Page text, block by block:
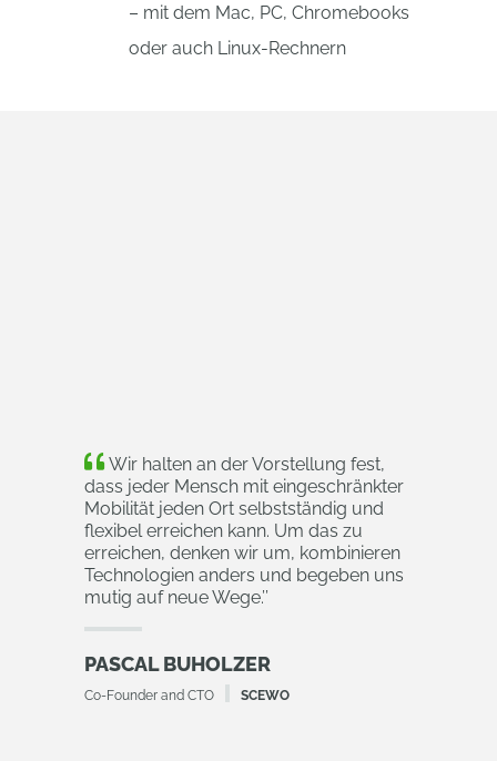
– mit dem Mac, PC, Chromebooks
oder auch Linux-Rechnern
Wir halten an der Vorstellung fest,
dass jeder Mensch mit eingeschränkter
Mobilität jeden Ort selbstständig und
flexibel erreichen kann. Um das zu
erreichen, denken wir um, kombinieren
Technologien anders und begeben uns
mutig auf neue Wege.’’
PASCAL BUHOLZER
Co-Founder and CTO SCEWO